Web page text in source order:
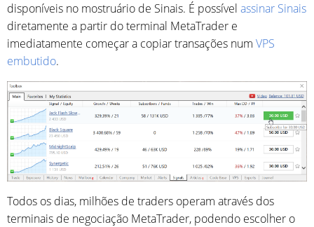
disponíveis no mostruário de Sinais. É possível assinar Sinais
diretamente a partir do terminal MetaTrader e
imediatamente começar a copiar transações num VPS
embutido.
Todos os dias, milhões de traders operam através dos
terminais de negociação MetaTrader, podendo escolher o